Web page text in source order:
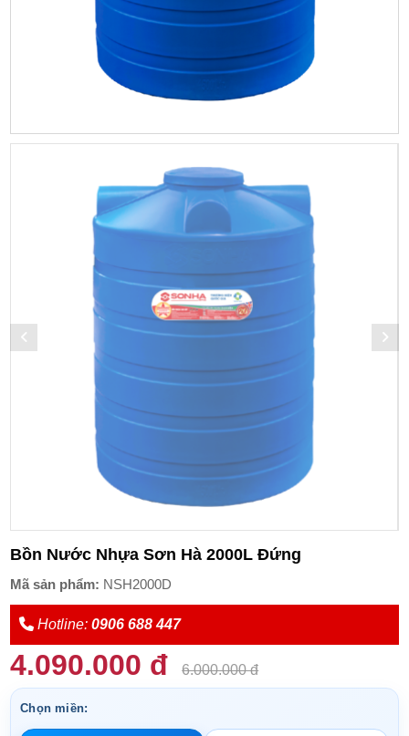
Bồn Nước Nhựa Sơn Hà 2000L Đứng
Mã sản phẩm: NSH2000D
Hotline:0906 688 447
4.090.000 đ 6.000.000 đ
Chọn miền: